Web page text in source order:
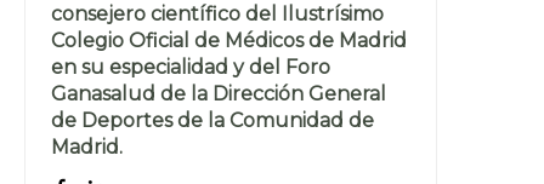
consejero científico del Ilustrísimo
Colegio Oficial de Médicos de Madrid
en su especialidad y del Foro
Ganasalud de la Dirección General
de Deportes de la Comunidad de
Madrid.